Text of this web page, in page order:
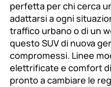
perfetta per chi cerca
adattarsi a ogni
traffico urbano o di un
questo SUV di nuova
compromessi. Linee
elettrificate e comfort
pronto a cambiare le